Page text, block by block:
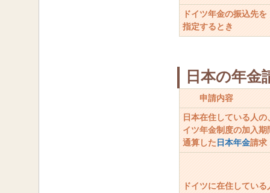
ドイツ年金の振込先を
指定するとき
日本の年金
申請内容
日本在住している人の
イツ年金制度の加入期
通算した 日本年金請求
ドイツに在住している